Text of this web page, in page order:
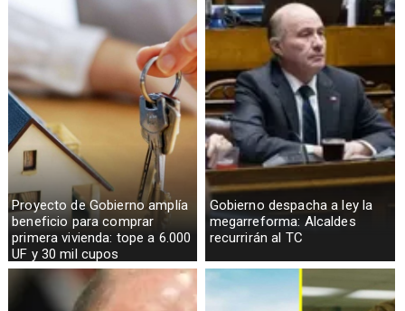
Proyecto de Gobierno amplía
beneficio para comprar
primera vivienda: tope a 6.000
UF y 30 mil cupos
Gobierno despacha a ley la
megarreforma: Alcaldes
recurrirán al TC